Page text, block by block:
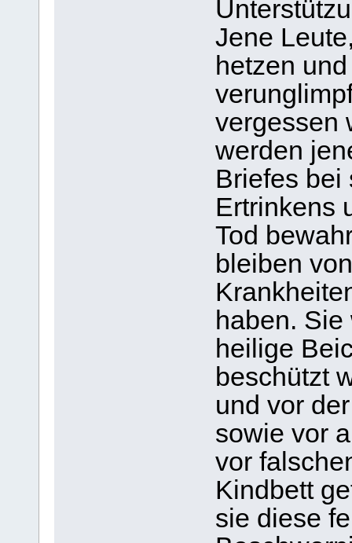
Jene
hetzen
vergessen
werden
Briefes bei
Ertrinkens
Tod
bleiben
haben.
heilige
beschützt
und vor
sowie vor
vor
Kindbett
sie diese